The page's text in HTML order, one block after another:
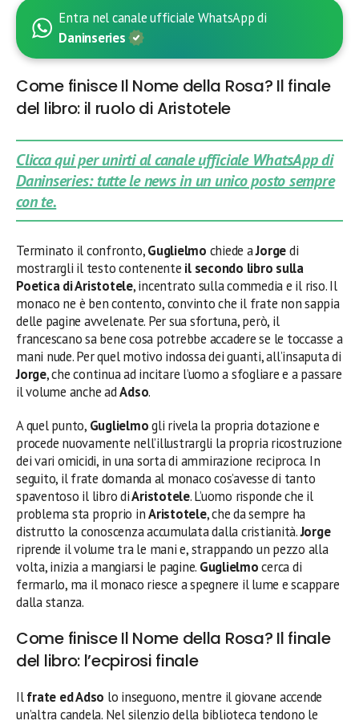
Entra nel canale ufficiale WhatsApp di
Daninseries
Come finisce Il Nome della Rosa? Il finale
del libro: il ruolo di Aristotele
Clicca qui per unirti al canale ufficiale WhatsApp di
Daninseries: tutte le news in un unico posto sempre
con te.
Terminato il confronto,Guglielmo chiede aJorgedi
mostrargli il testo contenente il secondo libro sulla
Poetica di Aristotele, incentrato sulla commedia e il riso. Il
monaco ne è ben contento, convinto che il frate non sappia
delle pagine avvelenate. Per sua sfortuna, però, il
francescano sa bene cosa potrebbe accadere se le toccasse a
mani nude. Per quel motivo indossa dei guanti, all’insaputa di
Jorge, che continua ad incitare l’uomo a sfogliare e a passare
il volume anche adAdso.
A quel punto, Guglielmogli rivela la propria dotazione e
procede nuovamente nell’illustrargli la propria ricostruzione
dei vari omicidi, in una sorta di ammirazione reciproca. In
seguito, il frate domanda al monaco cos’avesse di tanto
spaventoso il libro diAristotele. L’uomo risponde che il
problema sta proprio inAristotele, che da sempre ha
distrutto la conoscenza accumulata dalla cristianità.Jorge
riprende il volume tra le mani e, strappando un pezzo alla
volta, inizia a mangiarsi le pagine. Guglielmocerca di
fermarlo, ma il monaco riesce a spegnere il lume e scappare
dalla stanza.
Come finisce Il Nome della Rosa? Il finale
del libro: l’ecpirosi finale
Ilfrate ed Adso lo inseguono, mentre il giovane accende
un’altra candela. Nel silenzio della biblioteca tendono le